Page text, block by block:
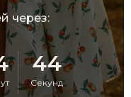
через:
43
Секунд